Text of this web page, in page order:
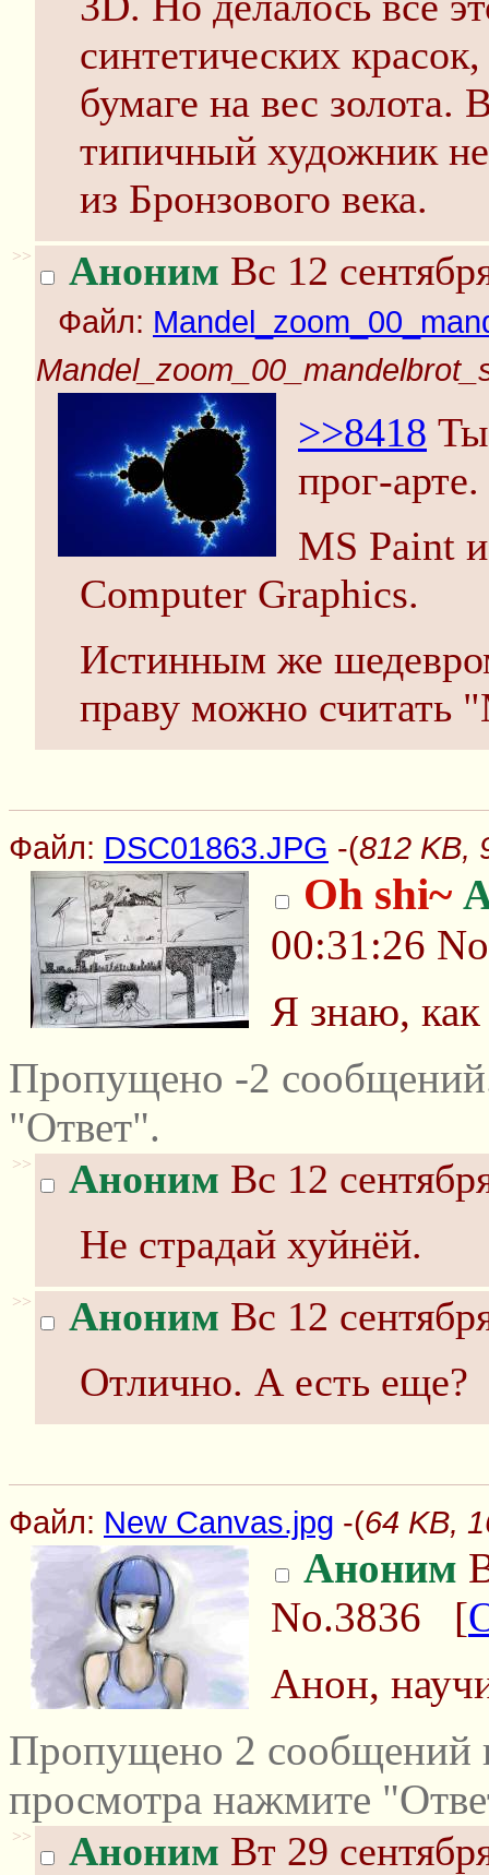
синтетических
бумаге на вес золота.
типичный художник не
из Бронзового века.
>> Аноним Вс 12
Файл:
>>8418
прог-арте.
MS Paint
Computer Graphics.
Истинным же
праву можно считать
Файл: DSC01863.JPG -(812 KB,
Oh shi~
00:31:26
Я знаю,
Пропущено -2
"Ответ".
>> Аноним Вс 12
Не страдай хуйнёй.
>> Аноним Вс 12
Отлично. А есть еще?
Файл: New Canvas.jpg -(64 KB,
Аноним
No.3836 [
Анон,
Пропущено 2 сообщений
просмотра нажмите
>> Аноним Вт 29